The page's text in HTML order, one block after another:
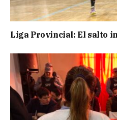
Liga Provincial: El salto